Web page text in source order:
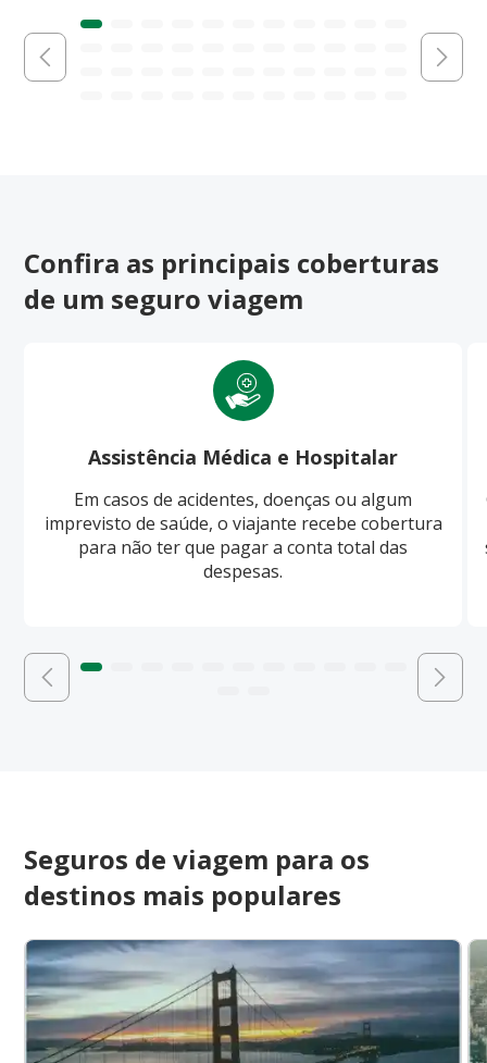
Confira as principais coberturas
de um seguro viagem
Assistência Médica e Hospitalar
Em casos de acidentes, doenças ou algum
imprevisto de saúde, o viajante recebe cobertura
para não ter que pagar a conta total das
despesas.
Seguros de viagem para os
destinos mais populares